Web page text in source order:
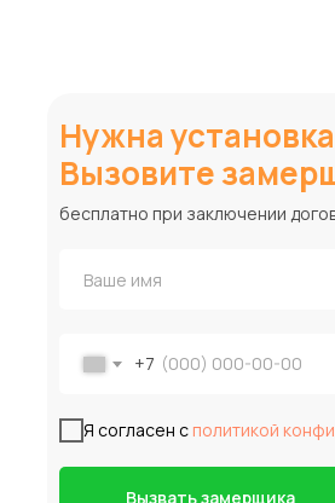
Нужна
Вызовите
+7
Я согласен с политикой
Вызвать замерщика
бесплатно при заключении